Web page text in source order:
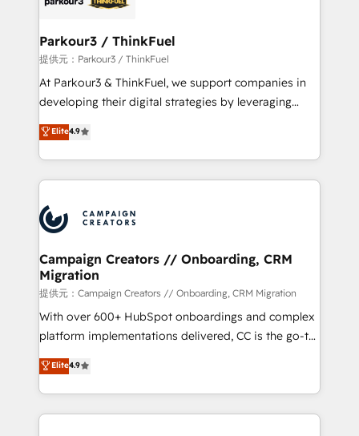
companies scale faster and smarter. 🔹 BOOMS:
Demand generation for all your buyers With BOOMS,
you invest in 100% of your buyers, accelerating your
growth and positioning yourself as an undisputed
transformation process A methodology designed to
implement HubSpot effectively and optimize your
record of business transformation, our growth-first
approach has helped brands dominate their
Parkour3 / ThinkFuel
提供元：Parkour3 / ThinkFuel
At Parkour3 & ThinkFuel, we support companies in
developing their digital strategies by leveraging
technologies and automating their marketing and
sales processes to generate growth. Our offer spans
from Strategy to Operations. We specialize in CRM
onboarding and implementation, web design, sales
extensive experience working with tech companies
and manufacturers since 2002, we are committed to
empowering our clients and developing their
autonomy. Get to grips with HubSpot through
guided implementation and seamless integration of
the CRM platform into your digital ecosystem. Would
you like support in deploying your inbound
to your needs and sales objectives. With 125+
certifications, we are part of the most certified
Elite4.9
Campaign Creators // Onboarding, CRM
Migration
提供元：Campaign Creators // Onboarding, CRM Migration
With over 600+ HubSpot onboardings and complex
platform implementations delivered, CC is the go-to
Elite Solutions Partner for businesses ready to
migrate, replatform, and scale smarter. We specialize
in high-impact CRM and CMS migrations and
onboarding from platforms like Salesforce, NetSuite,
Elite4.9